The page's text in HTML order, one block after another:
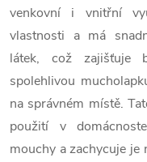
venkovní i vnitřní
vlastnosti a má
látek, což zajišťuje
spolehlivou
na správném místě.
použití v
mouchy a zachycuje